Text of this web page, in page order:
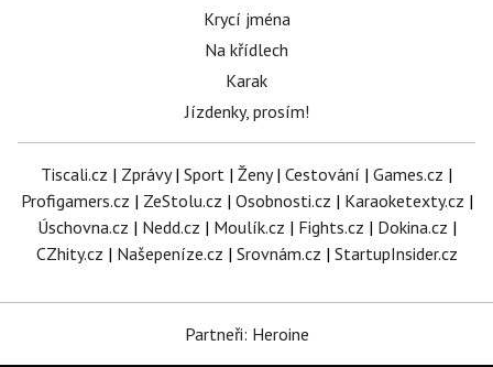
Krycí jména
Na křídlech
Karak
Jízdenky, prosím!
Tiscali.cz | Zprávy| Sport | Ženy| Cestování | Games.cz |
Profigamers.cz | ZeStolu.cz | Osobnosti.cz | Karaoketexty.cz |
Úschovna.cz | Nedd.cz | Moulík.cz | Fights.cz | Dokina.cz |
CZhity.cz | Našepeníze.cz | Srovnám.cz | StartupInsider.cz
Partneři: Heroine